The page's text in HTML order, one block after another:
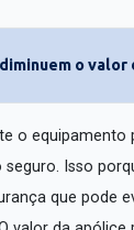
o valor
o equipamento
Isso
que pode